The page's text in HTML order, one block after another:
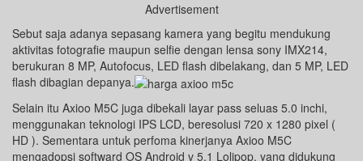
Advertisement
Sebut saja adanya sepasang kamera yang begitu mendukung
aktivitas fotografie maupun selfie dengan lensa sony IMX214,
berukuran 8 MP, Autofocus, LED flash dibelakang, dan 5 MP, LED
flash dibagian depanya.
Selain itu Axioo M5C juga dibekali layar pass seluas 5.0 inchi,
menggunakan teknologi IPS LCD, beresolusi 720 x 1280 pixel (
HD ). Sementara untuk perfoma kinerjanya Axioo M5C
mengadopsi softward OS Android v 5.1 Lolipop, yang didukung